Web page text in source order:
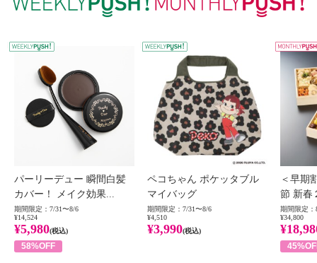
WEEKLY PUSH
パーリーデュー 瞬間白髪
カバー！ メイク効果...
期間限定：7/31〜8/6
¥14,524
¥5,980(税込)
58%OFF
ペコちゃん ポケッタブル
マイバッグ
期間限定：7/31〜8/6
¥4,510
¥3,990(税込)
＜早期
節 新春
期間限定：
¥34,800